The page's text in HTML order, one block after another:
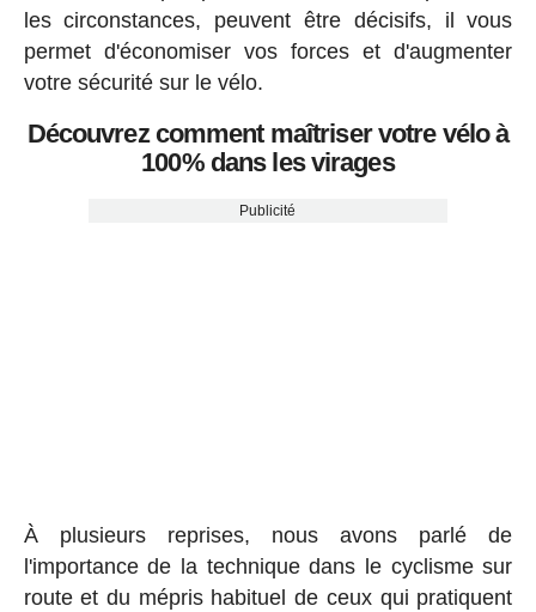
les circonstances, peuvent être décisifs, il vous
permet d'économiser vos forces et d'augmenter
votre sécurité sur le vélo.
Découvrez comment maîtriser votre vélo à
100% dans les virages
Publicité
À plusieurs reprises, nous avons parlé de
l'importance de la technique dans le cyclisme sur
route et du mépris habituel de ceux qui pratiquent